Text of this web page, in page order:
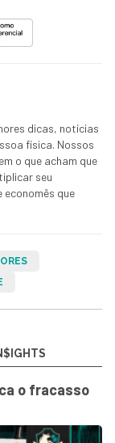
dicas, notícias
física. Nossos
o que acham que
seu
economês que
o fracasso